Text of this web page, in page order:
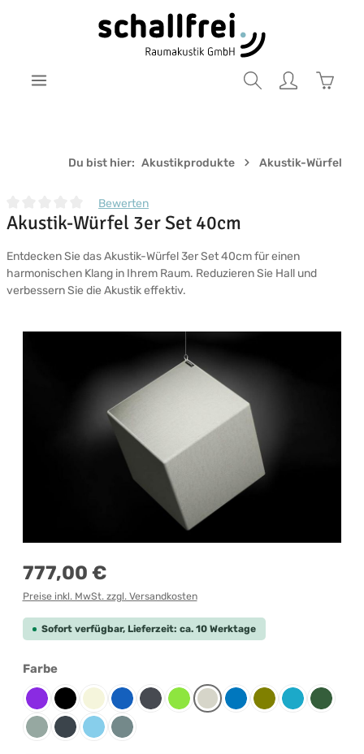
Zum Hauptinhalt springen
Du bist hier: Akustikprodukte Akustik-Würfel
Durchschnittliche Bewertung von 0 von 5 Sternen
Bewerten
Akustik-Würfel 3er Set 40cm
Entdecken Sie das Akustik-Würfel 3er Set 40cm für einen
harmonischen Klang in Ihrem Raum. Reduzieren Sie Hall und
verbessern Sie die Akustik effektiv.
Regulärer Preis:
777,00 €
Preise inkl. MwSt. zzgl. Versandkosten
Sofort verfügbar, Lieferzeit: ca. 10 Werktage
Farbeauswählen
BerryBlackChalkDenimGraphite
Kiwi Limestone
OceanicOlive PacificPetrol
PewterRussian
Sky Storm